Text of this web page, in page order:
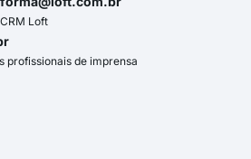
Loft
profissionais de imprensa